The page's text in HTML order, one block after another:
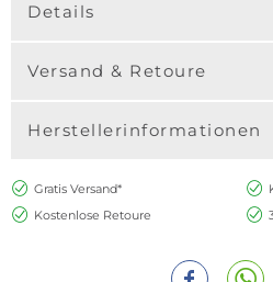
Details
Versand & Retoure
Herstellerinformationen
Gratis Versand*
Kostenlose Retoure